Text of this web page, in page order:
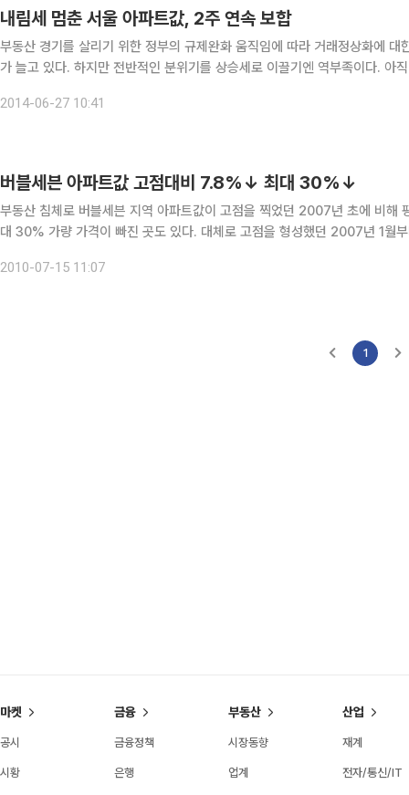
내림세 멈춘 서울 아파트값, 2주 연속 보합
부동산 경기를 살리기 위한 정부의 규제완화 움직임에 따라 거래정상화에
가 늘고 있다. 하지만 전반적인 분위기를 상승세로 이끌기엔 역부족이다. 아
2014-06-27 10:41
버블세븐 아파트값 고점대비 7.8%↓ 최대 30%↓
부동산 침체로 버블세븐 지역 아파트값이 고점을 찍었던 2007년 초에 비해
대 30% 가량 가격이 빠진 곳도 있다. 대체로 고점을 형성했던 2007년 1월부터 현재까지의 서울 평균 변동률이 2.35% 상승한 것과 대조
2010-07-15 11:07
1
마켓
공시
시황
금융
금융정책
은행
부동산
시장동향
업계
산업
재계
전자/통신/IT